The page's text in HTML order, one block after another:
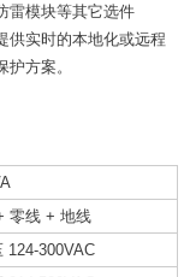
雷模块等其它选件
供实时的本地化或远程
方案。
零线 + 地线
124-300VAC